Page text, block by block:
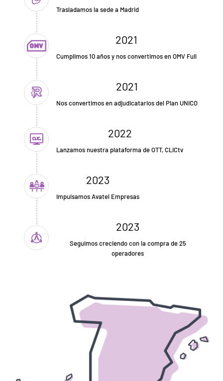
Trasladamos la sede a Madrid
2021
Cumplimos 10 años y nos convertimos en OMV Full
2021
Nos convertimos en adjudicatarios del Plan UNICO
2022
Lanzamos nuestra plataforma de OTT, CLICtv
2023
Impulsamos Avatel Empresas
2023
Seguimos creciendo con la compra de 25
operadores